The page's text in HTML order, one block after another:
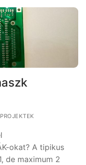
PROJEKTEK
okat? A tipikus
de maximum 2